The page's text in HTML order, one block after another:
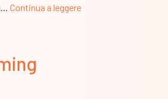
Continua a leggereOpen,